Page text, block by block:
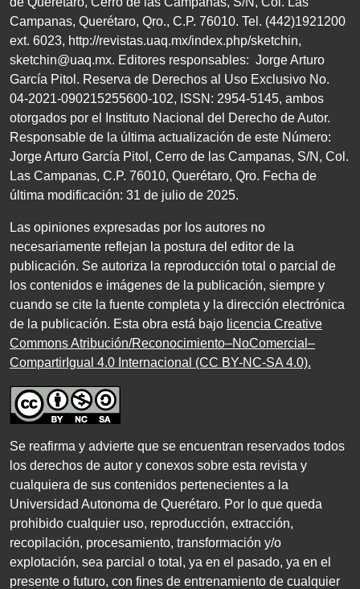
Campanas, Querétaro, Qro., C.P. 76010. Tel. (442)1921200
ext. 6023, http://revistas.uaq.mx/index.php/sketchin,
sketchin@uaq.mx. Editores responsables: Jorge Arturo
García Pitol. Reserva de Derechos al Uso Exclusivo No.
04-2021-090215255600-102, ISSN : 2954-5145, ambos
otorgados por el Instituto Nacional del Derecho de Autor.
Responsable de la última actualización de este Número:
Jorge Arturo García Pitol, Cerro de las Campanas, S/N , Col.
Las Campanas, C.P. 76010, Querétaro, Qro. Fecha de
última modificación: 31 de julio de 2025.
Las opiniones expresadas por los autores no
necesariamente reflejan la postura del editor de la
publicación. Se autoriza la reproducción total o parcial de
los contenidos e imágenes de la publicación, siempre y
cuando se cite la fuente completa y la dirección electrónica
de la publicación. Esta obra está bajo licencia Creative
Commons Atribución/Reconocimiento–NoComercial–
CompartirIgual 4.0 Internacional (CC BY-NC-SA 4.0).
Se reafirma y advierte que se encuentran reservados todos
los derechos de autor y conexos sobre esta revista y
cualquiera de sus contenidos pertenecientes a la
Universidad Autonoma de Querétaro. Por lo que queda
prohibido cualquier uso, reproducción, extracción,
recopilación, procesamiento, transformación y/o
explotación, sea parcial o total, ya en el pasado, ya en el
presente o futuro, con fines de entrenamiento de cualquier